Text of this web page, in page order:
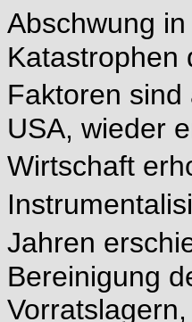
Abschwung
Katastrophen
Faktoren
USA, wieder
Wirtschaft
Jahren
Bereinigung